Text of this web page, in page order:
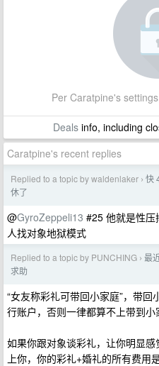
Per Caratpine's
Dealsinfo, including
Caratpine's recent replies
Replied to a topic by waldenlaker › 快
休了
@GyroZeppeli13 #25 他就是性压
人找对象地狱模式
Replied to a topic by PUNCHING › 最
求助
“女友称彩礼可带回小家庭”，带
行账户，否则一律都算不上带到小
如果你跟对象谈彩礼，让你明显
上你，你的彩礼+婚礼的所有费